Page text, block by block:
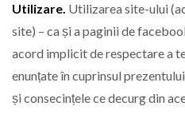
SPORT
SPECIAL
POLITIC
Utilizare. Utilizarea site-ului
site) – ca și a paginii de
acord implicit de respectare a
enunțate în cuprinsul
și consecințele ce decurg din